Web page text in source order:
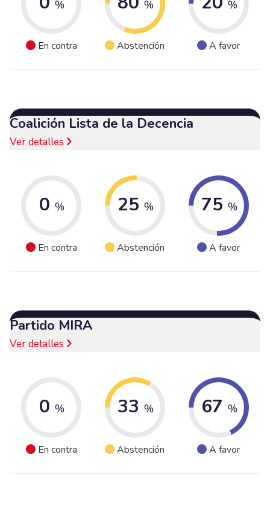
%
En contra
%
Abstención
%
A favor
Coalición Lista de la Decencia
Ver detalles
0 %
En contra
25 %
Abstención
75 %
A favor
Partido MIRA
Ver detalles
0 %
En contra
33 %
Abstención
67 %
A favor